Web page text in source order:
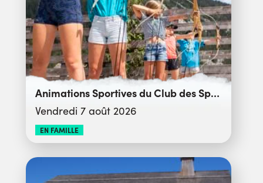
Animations Sportives du Club des Sports
Vendredi 7 août 2026
EN FAMILLE